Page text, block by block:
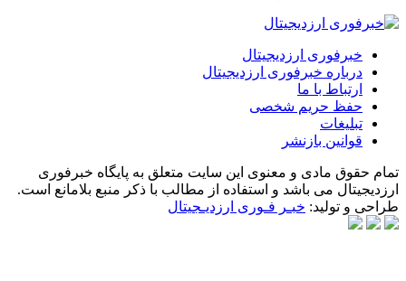
خبرفوری ارزدیجیتال
درباره خبرفوری ارزدیجیتال
ارتباط با ما
حفظ حریم شخصی
تبلیغات
قوانین بازنشر
تمام حقوق مادی و معنوی این سایت متعلق به پایگاه خبرفوری
ارزدیجیتال می باشد و استفاده از مطالب با ذکر منبع بلامانع است.
طراحی و تولید: خبـر فـوری ارزدیـجیتال